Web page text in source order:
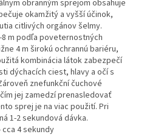
obranným sprejom obsahuje
okamžitý a vyšší účinok,
citlivých orgánov šelmy.
m podľa poveternostných
4 m širokú ochrannú bariéru,
kombinácia látok zabezpečí
dýchacích ciest, hlavy a očí s
znefunkční čuchové
jej zamedzí prenasledovať
sprej je na viac použití. Pri
1-2 sekundová dávka.
4 sekundy